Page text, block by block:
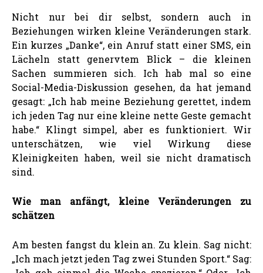
Nicht nur bei dir selbst, sondern auch in
Beziehungen wirken kleine Veränderungen stark.
Ein kurzes „Danke“, ein Anruf statt einer SMS, ein
Lächeln statt genervtem Blick – die kleinen
Sachen summieren sich. Ich hab mal so eine
Social-Media-Diskussion gesehen, da hat jemand
gesagt: „Ich hab meine Beziehung gerettet, indem
ich jeden Tag nur eine kleine nette Geste gemacht
habe.“ Klingt simpel, aber es funktioniert. Wir
unterschätzen, wie viel Wirkung diese
Kleinigkeiten haben, weil sie nicht dramatisch
sind.
Wie man anfängt, kleine Veränderungen zu
schätzen
Am besten fangst du klein an. Zu klein. Sag nicht:
„Ich mach jetzt jeden Tag zwei Stunden Sport.“ Sag: